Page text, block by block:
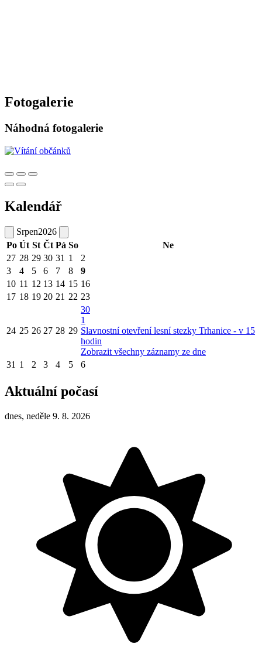
Fotogalerie
Náhodná fotogalerie
Kalendář
Srpen2026
Po Út St Čt Pá So
Ne
27 28 29 30 31 1
2
3
4 5 6 7 8
9
10 11 12 13 14 15 16
17 18 19 20 21 22 23
24 25 26 27 28 29
30
1
Slavnostní otevření lesní stezky Trhanice - v 15
hodin
Zobrazit všechny záznamy ze dne
31 1 2 3 4 5 6
Aktuální počasí
dnes, neděle 9. 8. 2026